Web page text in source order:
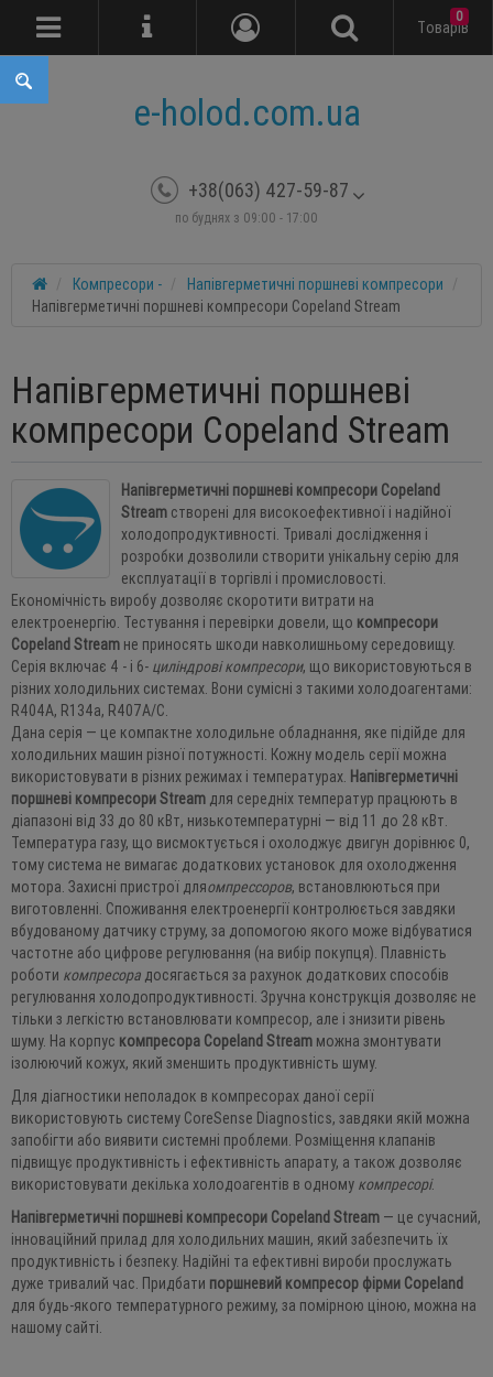
e-holod.com.ua
+38(063) 427-59-87
по буднях з 09:00 - 17:00
Tоварів
0
Компресори -
Напівгерметичні поршневі компресори
Напівгерметичні поршневі компресори Copeland Stream
Напівгерметичні поршневі
компресори Copeland Stream
Напівгерметичні поршневі компресори Copeland
Stream створені для високоефективної і надійної
холодопродуктивності. Тривалі дослідження і
розробки дозволили створити унікальну серію для
експлуатації в торгівлі і промисловості.
Економічність виробу дозволяє скоротити витрати на
електроенергію. Тестування і перевірки довели, що компресори
Copeland Stream не приносять шкоди навколишньому середовищу.
Серія включає 4 - і 6- циліндрові компресори, що використовуються в
різних холодильних системах. Вони сумісні з такими холодоагентами:
R404A, R134a, R407A/C.
Дана серія — це компактне холодильне обладнання, яке підійде для
холодильних машин різної потужності. Кожну модель серії можна
використовувати в різних режимах і температурах. Напівгерметичні
поршневі компресори Stream для середніх температур працюють в
діапазоні від 33 до 80 кВт, низькотемпературні — від 11 до 28 кВт.
Температура газу, що висмоктується і охолоджує двигун дорівнює 0,
тому система не вимагає додаткових установок для охолодження
мотора. Захисні пристрої дляомпрессоров, встановлюються при
виготовленні. Споживання електроенергії контролюється завдяки
вбудованому датчику струму, за допомогою якого може відбуватися
частотне або цифрове регулювання (на вибір покупця). Плавність
роботи компресора досягається за рахунок додаткових способів
регулювання холодопродуктивності. Зручна конструкція дозволяє не
тільки з легкістю встановлювати компресор, але і знизити рівень
шуму. На корпус компресора Copeland Stream можна змонтувати
ізолюючий кожух, який зменшить продуктивність шуму.
Для діагностики неполадок в компресорах даної серії
використовують систему CoreSense Diagnostics, завдяки якій можна
запобігти або виявити системні проблеми. Розміщення клапанів
підвищує продуктивність і ефективність апарату, а також дозволяє
використовувати декілька холодоагентів в одному компресорі.
Напівгерметичні поршневі компресори Copeland Stream — це сучасний,
інноваційний прилад для холодильних машин, який забезпечить їх
продуктивність і безпеку. Надійні та ефективні вироби прослужать
дуже тривалий час. Придбати поршневий компресор фірми Copeland
для будь-якого температурного режиму, за помірною ціною, можна на
нашому сайті.